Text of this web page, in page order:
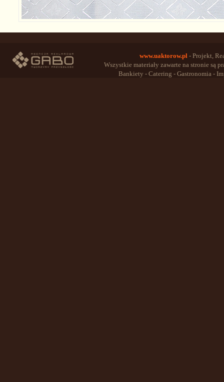
www.uaktorow.pl - Projekt,
Wszystkie materiały zawarte na stronie są
Bankiety - Catering - Gastronomia -